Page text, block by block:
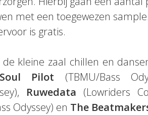
met een toegewezen
is gratis.
kleine zaal chillen en
Pilot (TBMU/Bass
Ruwedata (Lowriders
Odyssey) en The